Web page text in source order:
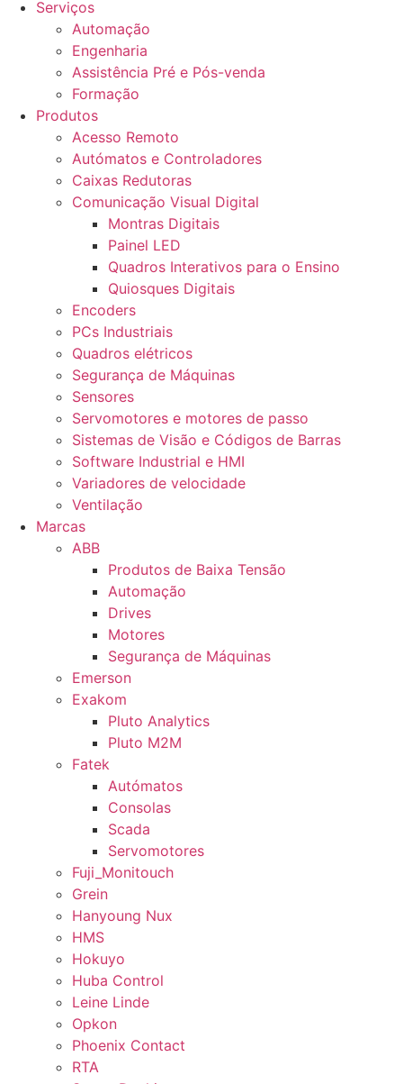
Serviços
Automação
Engenharia
Assistência Pré e Pós-venda
Formação
Produtos
Acesso Remoto
Autómatos e Controladores
Caixas Redutoras
Comunicação Visual Digital
Montras Digitais
Painel LED
Quadros Interativos para o Ensino
Quiosques Digitais
Encoders
PCs Industriais
Quadros elétricos
Segurança de Máquinas
Sensores
Servomotores e motores de passo
Sistemas de Visão e Códigos de Barras
Software Industrial e HMI
Variadores de velocidade
Ventilação
Marcas
ABB
Produtos de Baixa Tensão
Automação
Drives
Motores
Segurança de Máquinas
Emerson
Exakom
Pluto Analytics
Pluto M2M
Fatek
Autómatos
Consolas
Scada
Servomotores
Fuji_Monitouch
Grein
Hanyoung Nux
HMS
Hokuyo
Huba Control
Leine Linde
Opkon
Phoenix Contact
RTA